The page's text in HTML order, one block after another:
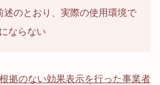
述のとおり、実際の使用環境で
ならない
拠のない効果表示を行った事業者